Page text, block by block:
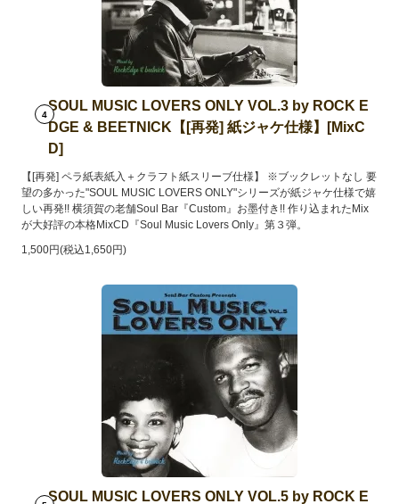
4
SOUL MUSIC LOVERS ONLY VOL.3 by ROCK E
DGE & BEETNICK【[再発] 紙ジャケ仕様】[MixC
D]
【[再発] ペラ紙表紙入＋クラフト紙スリーブ仕様】 ※ブックレットなし 要
望の多かった"SOUL MUSIC LOVERS ONLY"シリーズが紙ジャケ仕様で嬉
しい再発!! 横須賀の老舗Soul Bar『Custom』お墨付き!! 作り込まれたMix
が大好評の本格MixCD『Soul Music Lovers Only』第３弾。
1,500円(税込1,650円)
SOUL MUSIC LOVERS ONLY VOL.5 by ROCK E